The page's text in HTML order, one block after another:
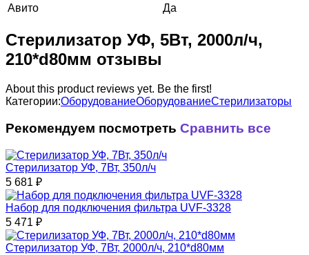
Авито
Да
Стерилизатор УФ, 5Вт, 2000л/ч,
210*d80мм отзывы
About this product reviews yet. Be the first!
Категории:ОборудованиеОборудованиеСтерилизаторы
Рекомендуем посмотреть Сравнить все
Стерилизатор УФ, 7Вт, 350л/ч
5 681 ₽
Набор для подключения фильтра UVF-3328
5 471 ₽
Стерилизатор УФ, 7Вт, 2000л/ч, 210*d80мм